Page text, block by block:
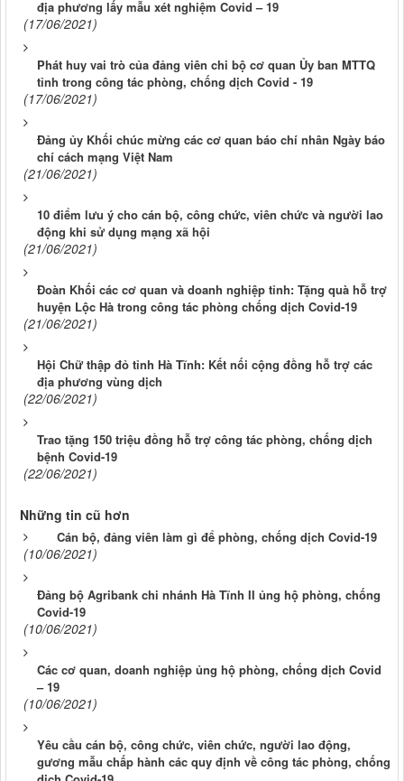
địa phương lấy mẫu xét nghiệm Covid – 19
(17/06/2021)
Phát huy vai trò của đảng viên chi bộ cơ quan Ủy ban MTTQ
tỉnh trong công tác phòng, chống dịch Covid - 19
(17/06/2021)
Đảng ủy Khối chúc mừng các cơ quan báo chí nhân Ngày báo
chí cách mạng Việt Nam
(21/06/2021)
10 điểm lưu ý cho cán bộ, công chức, viên chức và người lao
động khi sử dụng mạng xã hội
(21/06/2021)
Đoàn Khối các cơ quan và doanh nghiệp tỉnh: Tặng quà hỗ trợ
huyện Lộc Hà trong công tác phòng chống dịch Covid-19
(21/06/2021)
Hội Chữ thập đỏ tỉnh Hà Tĩnh: Kết nối cộng đồng hỗ trợ các
địa phương vùng dịch
(22/06/2021)
Trao tặng 150 triệu đồng hỗ trợ công tác phòng, chống dịch
bệnh Covid-19
(22/06/2021)
Những tin cũ hơn
Cán bộ, đảng viên làm gì để phòng, chống dịch Covid-19
(10/06/2021)
Đảng bộ Agribank chi nhánh Hà Tĩnh II ủng hộ phòng, chống
Covid-19
(10/06/2021)
Các cơ quan, doanh nghiệp ủng hộ phòng, chống dịch Covid
– 19
(10/06/2021)
Yêu cầu cán bộ, công chức, viên chức, người lao động,
gương mẫu chấp hành các quy định về công tác phòng, chống